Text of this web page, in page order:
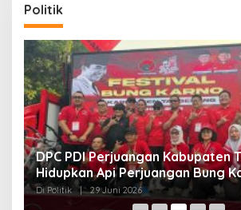
Politik
DPC PDI Perjuangan Kabupaten
Hidupkan Api Perjuangan Bung
Festival Bulan Bung Karno
Di Politik | 29 Juni 2026